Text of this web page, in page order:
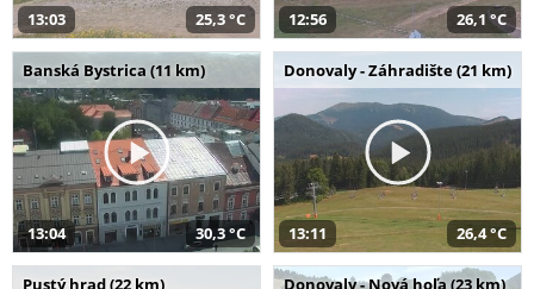
13:03 25,3 °C 12:56 26,1 °C
Banská Bystrica (11 km)
13:04 30,3 °C
Donovaly - Záhradište (21 km)
13:11 26,4 °C
Pustý hrad (22 km) Donovaly - Nová hoľa (23 km)